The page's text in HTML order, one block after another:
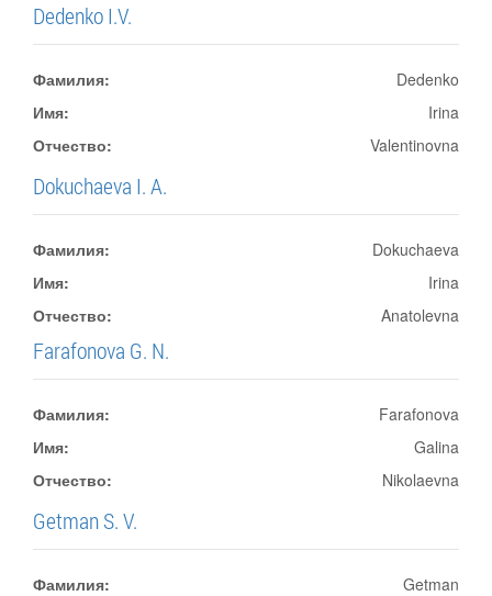
Dedenko I.V.
Фамилия:
Dedenko
Имя:
Irina
Отчество:
Valentinovna
Dokuchaeva I. A.
Фамилия:
Dokuchaeva
Имя:
Irina
Отчество:
Anatolevna
Farafonova G. N.
Фамилия:
Farafonova
Имя:
Galina
Отчество:
Nikolaevna
Getman S. V.
Фамилия:
Getman